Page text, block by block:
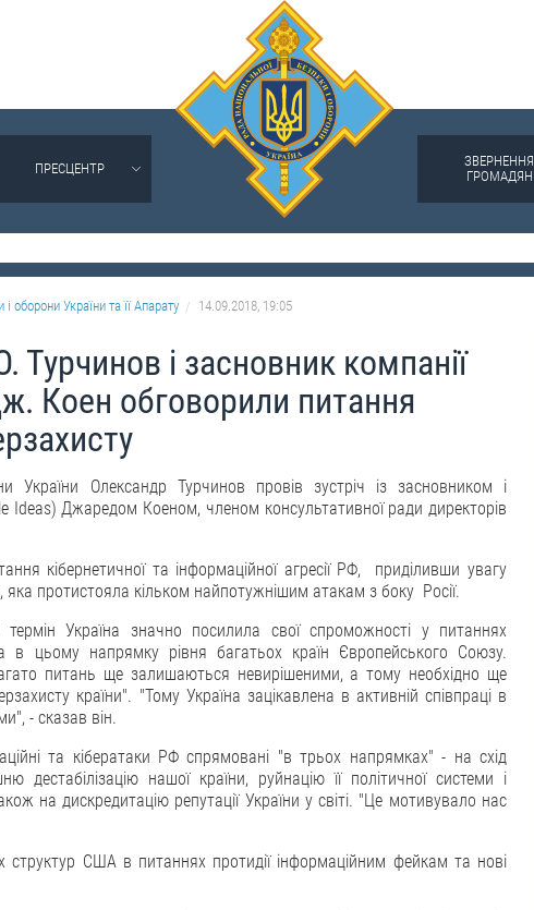
ПРЕСЦЕНТР
ЗВЕРНЕННЯ
ГРОМАДЯН
оборони України та її Апарату 14.09.2018, 19:05
і засновник компанії
Коен обговорили питання
України Олександр Турчинов провів зустріч із засновником і
Ideas) Джаредом Коеном, членом консультативної ради директорів
кібернетичної та інформаційної агресії РФ, приділивши увагу
протистояла кільком найпотужнішим атакам з боку Росії.
Україна значно посилила свої спроможності у питаннях
в цьому напрямку рівня багатьох країн Європейського Союзу.
питань ще залишаються невирішеними, а тому необхідно ще
країни". "Тому Україна зацікавлена в активній співпраці в
- сказав він.
та кібератаки РФ спрямовані "в трьох напрямках" - на схід
дестабілізацію нашої країни, руйнацію її політичної системи і
на дискредитацію репутації України у світі. "Це мотивувало нас
США в питаннях протидії інформаційним фейкам та нові